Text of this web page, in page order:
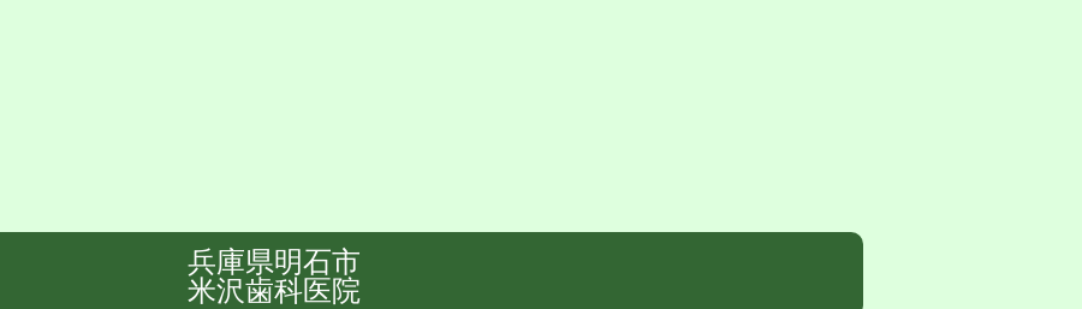
兵庫県明石市
米沢歯科医院